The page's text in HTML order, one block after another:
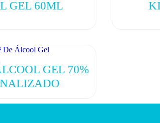
GEL 60ML
GEL 70%